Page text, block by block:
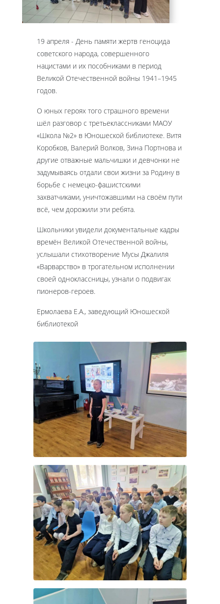
19 апреля - День памяти жертв геноцида
советского народа, совершенного
нацистами и их пособниками в период
Великой Отечественной войны 1941–1945
годов.
О юных героях того страшного времени
шёл разговор с третьеклассниками МАОУ
«Школа №2» в Юношеской библиотеке. Витя
Коробков, Валерий Волков, Зина Портнова и
другие отважные мальчишки и девчонки не
задумываясь отдали свои жизни за Родину в
борьбе с немецко-фашистскими
захватчиками, уничтожавшими на своём пути
всё, чем дорожили эти ребята.
Школьники увидели документальные кадры
времён Великой Отечественной войны,
услышали стихотворение Мусы Джалиля
«Варварство» в трогательном исполнении
своей одноклассницы, узнали о подвигах
пионеров-героев.
Ермолаева Е.А., заведующий Юношеской
библиотекой